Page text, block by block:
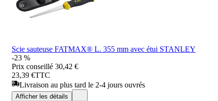
Scie sauteuse FATMAX® L. 355 mm avec étui STANLEY
-23 %
Prix conseillé 30,42 €
23,39 €TTC
Livraison au plus tard le 2-4 jours ouvrés
Afficher les détails